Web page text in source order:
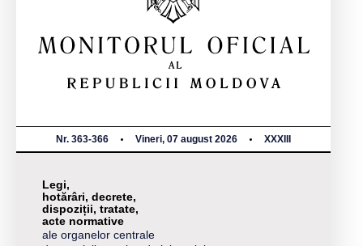
Nr. 363-366 Vineri, 07 august 2026 XXXIII
Legi,
hotărâri, decrete,
dispoziții, tratate,
acte normative
ale organelor centrale